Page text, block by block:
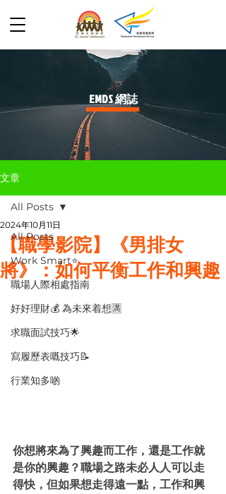
​EMDS 網誌
文章
All Posts
Work Smart⭐️
職場人際相處指南
好好理財💰 為未來着想🈵
求職面試技巧🌟
寫履歷表嘅技巧📝
行業知多啲
All Posts
【職學影院】《男排女
將》：如何平衡工作和興趣
2024年10月11日
你想將來為了興趣而工作，還是工作就
是你的興趣？職場之路未必人人可以走
得快，但如果想走得遠一點，工作和興